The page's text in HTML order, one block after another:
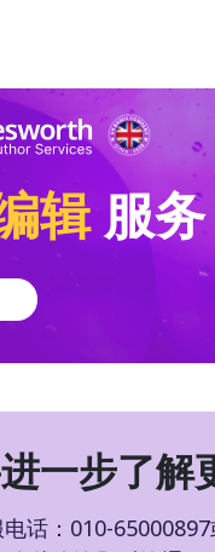
辑服务
一步了解
话：010-